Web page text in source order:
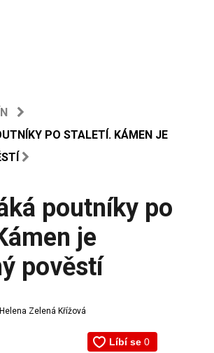
PO STALETÍ. KÁMEN JE
poutníky po
je
pověstí
Helena Zelená Křížová